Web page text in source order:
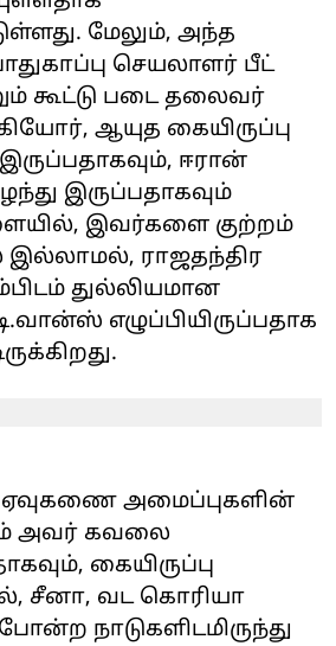
மேலும், அந்த
செயலாளர் பீட்
கூட்டு படை தலைவர்
ஆயுத கையிருப்பு
ஈரான்
இருப்பதாகவும்
இவர்களை குற்றம்
இல்லாமல், ராஜதந்திர
துல்லியமான
எழுப்பியிருப்பதாக
ஏவுகணை அமைப்புகளின்
அவர் கவலை
கையிருப்பு
சீனா, வட கொரியா
நாடுகளிடமிருந்து